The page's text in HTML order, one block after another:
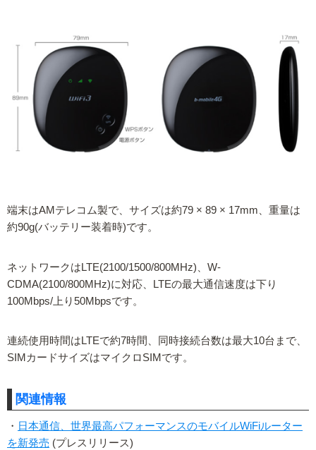
端末はAMテレコム製で、サイズは約79 × 89 × 17mm、重量は
約90g(バッテリー装着時)です。
ネットワークはLTE(2100/1500/800MHz)、W-
CDMA(2100/800MHz)に対応、LTEの最大通信速度は下り
100Mbps/上り50Mbpsです。
連続使用時間はLTEで約7時間、同時接続台数は最大10台まで、
SIMカードサイズはマイクロSIMです。
関連情報
・ 日本通信、世界最高パフォーマンスのモバイルWiFiルーター
を新発売 (プレスリリース)